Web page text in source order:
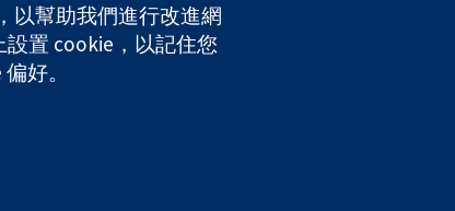
registration number GB 718 2127 49.
以幫助我們進行改進網
置 cookie，以記住您
好。